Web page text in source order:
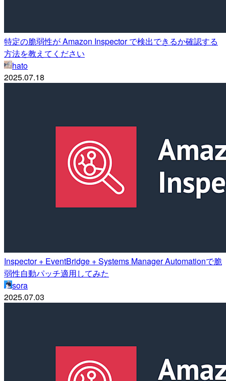
特定の脆弱性が Amazon Inspector で検出できるか確認する
方法を教えてください
hato
2025.07.18
Inspector + EventBridge + Systems Manager Automationで脆
弱性自動パッチ適用してみた
sora
2025.07.03